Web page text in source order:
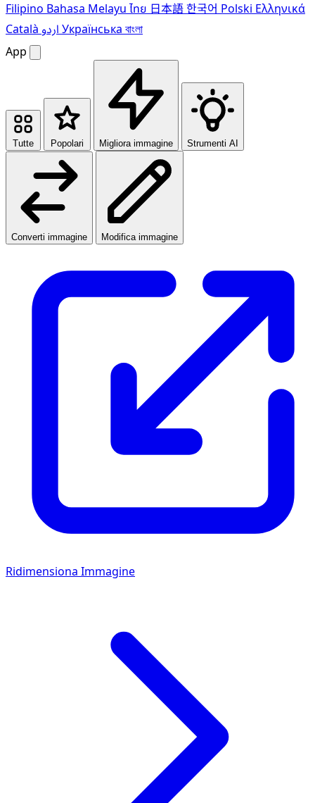
Filipino Bahasa Melayu ไทย 日本語한국어 Polski Ελληνικά
Català
Українська বাংলা
App
Tutte Popolari Migliora immagine Strumenti AI
Converti immagine Modifica immagine
Ridimensiona Immagine